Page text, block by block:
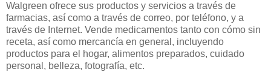
Walgreen ofrece sus productos y servicios a través de
farmacias, así como a través de correo, por teléfono, y a
través de Internet. Vende medicamentos tanto con cómo sin
receta, así como mercancía en general, incluyendo
productos para el hogar, alimentos preparados, cuidado
personal, belleza, fotografía, etc.